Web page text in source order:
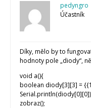
pedyngro
Účastník
Díky, mělo by to
hodnoty pole „diody“,
void a(){
boolean diody[3][3] =
zobraz();